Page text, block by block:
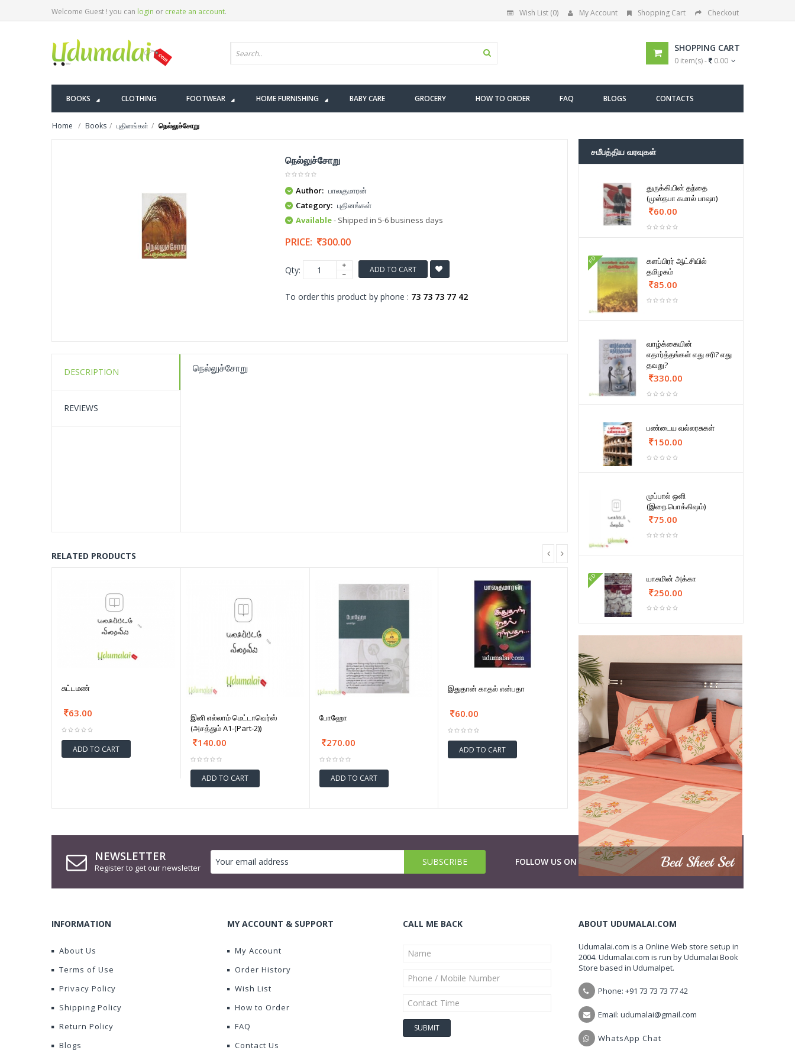
Welcome Guest ! you can login or create an account. Wish List (0) My Account Shopping Cart Checkout
SHOPPING CART
0 item(s) - 0.00
BOOKS CLOTHING FOOTWEAR HOME FURNISHING BABY CARE GROCERY HOW TO ORDER FAQ BLOGS CONTACTS
Home Books புதினங்கள் நெல்லுச்சோறு
நெல்லுச்சோறு
Author: பாலகுமாரன்
Category: புதினங்கள்
Available- Shipped in 5-6 business days
PRICE: 300.00
Qty: ADD TO CART
To order this product by phone : 73 73 73 77 42
DESCRIPTION
REVIEWS
நெல்லுச்சோறு
RELATED PRODUCTS
சுட்டமண்
63.00
ADD TO CART
இனி எல்லாம் மெட்டாவெர்ஸ்
(அசத்தும் A1-(Part-2))
140.00
ADD TO CART
போஹோ
270.00
ADD TO CART
இதுதான் காதல் என்பதா
60.00
ADD TO CART
சமீபத்திய வரவுகள்
துருக்கியின் தந்தை
(முஸ்தபா கமால் பாஷா)
60.00
FD
களப்பிரர் ஆட்சியில்
தமிழகம்
85.00
வாழ்க்கையின்
எதார்த்தங்கள் எது சரி? எது
தவறு?
330.00
பண்டைய வல்லரசுகள்
150.00
முப்பால் ஒளி
(இறை.பொக்கிஷம்)
75.00
FD யாசுமின் அக்கா
250.00
NEWSLETTER
Register to get our newsletter
FOLLOW US ON
INFORMATION
About Us
Terms of Use
Privacy Policy
Shipping Policy
Return Policy
Blogs
MY ACCOUNT & SUPPORT
My Account
Order History
Wish List
How to Order
FAQ
Contact Us
CALL ME BACK ABOUT UDUMALAI.COM
Udumalai.com is a Online Web store setup in
2004. Udumalai.com is run by Udumalai Book
Store based in Udumalpet.
Phone: +91 73 73 73 77 42
Email: udumalai@gmail.com
WhatsApp Chat